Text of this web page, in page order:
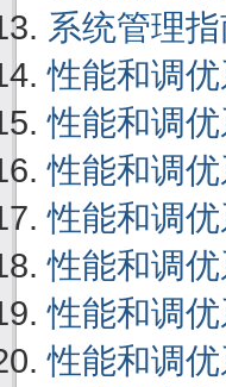
系统管理
性能和调
性能和调
性能和调
性能和调
性能和调
性能和调
性能和调